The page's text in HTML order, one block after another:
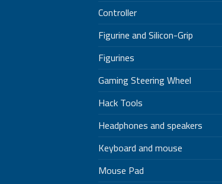
Controller
Figurine and Silicon-Grip
Figurines
Gaming Steering Wheel
Hack Tools
Headphones and speakers
Keyboard and mouse
Mouse Pad